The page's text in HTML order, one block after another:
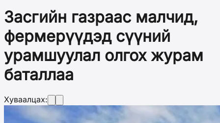
Засгийн газраас малчид,
фермерүүдэд сүүний
урамшуулал олгох журам
баталлаа
Хуваалцах: